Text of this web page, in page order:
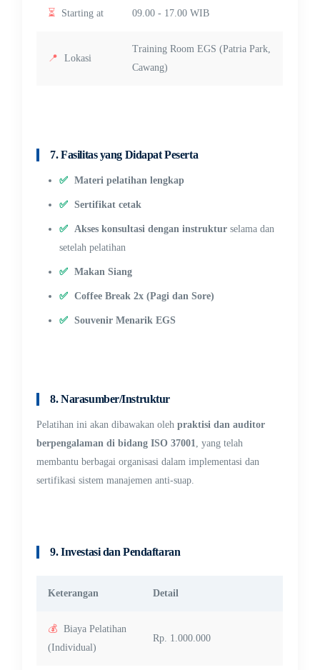
⏳ Starting at 09.00 - 17.00 WIB
📍 Lokasi
Training Room EGS (Patria Park,
Cawang)
7. Fasilitas yang Didapat Peserta
✅ Materi pelatihan lengkap
✅ Sertifikat cetak
✅ Akses konsultasi dengan instruktur selama dan
setelah pelatihan
✅ Makan Siang
✅ Coffee Break 2x (Pagi dan Sore)
✅ Souvenir Menarik EGS
8. Narasumber/Instruktur
Pelatihan ini akan dibawakan olehpraktisi dan auditor
berpengalaman di bidang ISO 37001
, yang telah
membantu berbagai organisasi dalam implementasi dan
sertifikasi sistem manajemen anti-suap.
9. Investasi dan Pendaftaran
Keterangan Detail
💰 Biaya Pelatihan
(Individual)
Rp. 1.000.000